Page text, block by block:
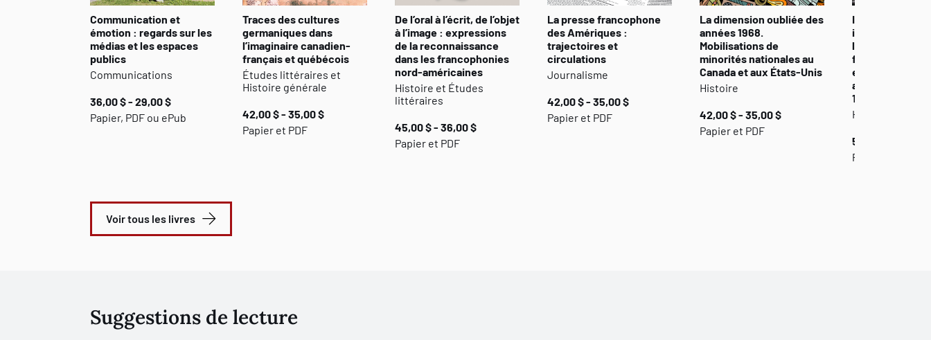
Communication et
émotion : regards sur les
médias et les espaces
publics
Communications
36,00 $ - 29,00 $
Papier, PDF ou ePub
Traces des cultures
germaniques dans
l’imaginaire canadien-
français et québécois
Études littéraires et
Histoire générale
42,00 $ - 35,00 $
Papier et PDF
De l’oral à l’écrit, de l’objet
à l’image : expressions
de la reconnaissance
dans les francophonies
nord-américaines
Histoire et Études
littéraires
45,00 $ - 36,00 $
Papier et PDF
La presse francophone
des Amériques :
trajectoires et
circulations
Journalisme
42,00 $ - 35,00 $
Papier et PDF
La dimension oubliée des
années 1968.
Mobilisations de
minorités nationales au
Canada et aux États-Unis
Histoire
42,00 $ - 35,00 $
Papier et PDF
Identités
identités
l’espace de la
francophonie
européenne et
américaine des
1960 à nos jours
Histoire et
58,00 $ - 49,00
Papier et PDF
Voir tous les livres
Suggestions de lecture